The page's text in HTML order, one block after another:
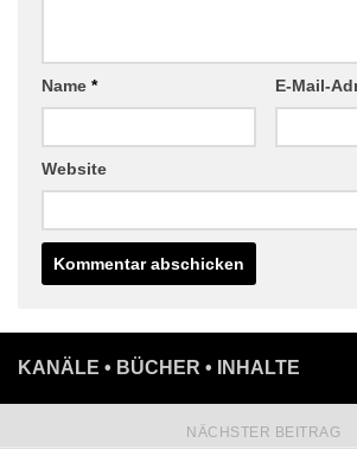
Name * E-Mail-
Website
KANÄLE • BÜCHER • INHALTE
NÄCHSTER BEITRAG